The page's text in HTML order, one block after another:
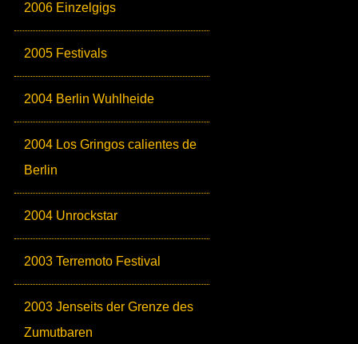
2006 Einzelgigs
2005 Festivals
2004 Berlin Wuhlheide
2004 Los Gringos calientes de
Berlin
2004 Unrockstar
2003 Terremoto Festival
2003 Jenseits der Grenze des
Zumutbaren